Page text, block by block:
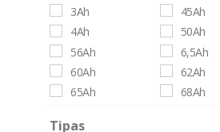
3Ah
45Ah
4Ah
50Ah
56Ah
6,5Ah
60Ah
62Ah
65Ah
68Ah
Tipas